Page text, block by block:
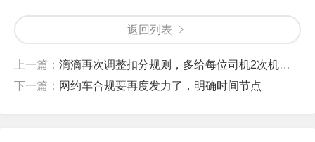
返回列表
上一篇： 滴滴再次调整扣分规则，多给每位司机2次机会，不冤枉好司机
下一篇： 网约车合规要再度发力了，明确时间节点